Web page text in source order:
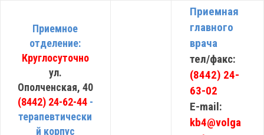
Приемное
отделение:
Круглосуточно
ул.
Ополченская, 40
(8442) 24-62-44 -
терапевтически
й корпус
Приемная
главного
врача
тел/факс:
(8442) 24-
63-02
E-mail:
kb4@volga